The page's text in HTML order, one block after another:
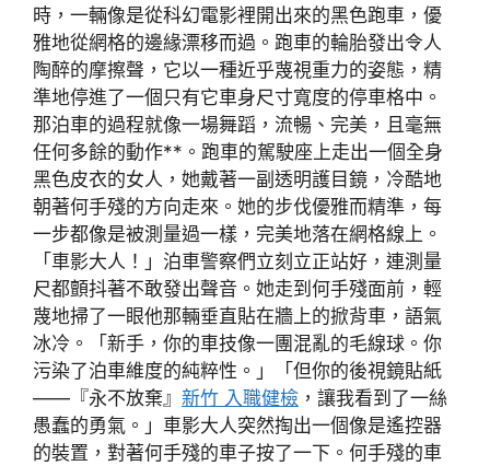
時，一輛像是從科幻電影裡開出來的黑色跑車，優
雅地從網格的邊緣漂移而過。跑車的輪胎發出令人
陶醉的摩擦聲，它以一種近乎蔑視重力的姿態，精
準地停進了一個只有它車身尺寸寬度的停車格中。
那泊車的過程就像一場舞蹈，流暢、完美，且毫無
任何多餘的動作**。跑車的駕駛座上走出一個全身
黑色皮衣的女人，她戴著一副透明護目鏡，冷酷地
朝著何手殘的方向走來。她的步伐優雅而精準，每
一步都像是被測量過一樣，完美地落在網格線上。
「車影大人！」泊車警察們立刻立正站好，連測量
尺都顫抖著不敢發出聲音。她走到何手殘面前，輕
蔑地掃了一眼他那輛垂直貼在牆上的掀背車，語氣
冰冷。「新手，你的車技像一團混亂的毛線球。你
污染了泊車維度的純粹性。」「但你的後視鏡貼紙
——『永不放棄』 新竹 入職健檢 ，讓我看到了一絲
愚蠢的勇氣。」車影大人突然掏出一個像是遙控器
的裝置，對著何手殘的車子按了一下。何手殘的車